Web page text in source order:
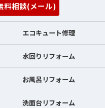
料相談(メール)
エコキュート修理
水回りリフォーム
お風呂リフォーム
洗面台リフォーム